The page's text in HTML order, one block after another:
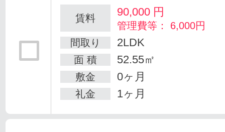
賃料 90,000 円
管理費等： 6,000円
間取り
2LDK
面 積 52.55㎡
敷金 0ヶ月
礼金 1ヶ月